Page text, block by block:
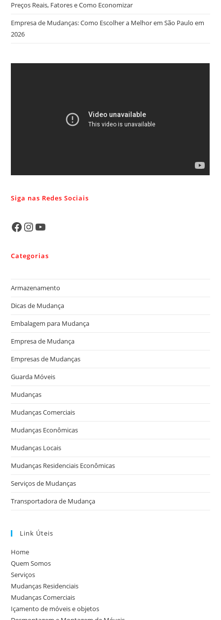
Preços Reais, Fatores e Como Economizar
Empresa de Mudanças: Como Escolher a Melhor em São Paulo em
2026
Siga nas Redes Sociais
Categorias
Armazenamento
Dicas de Mudança
Embalagem para Mudança
Empresa de Mudança
Empresas de Mudanças
Guarda Móveis
Mudanças
Mudanças Comerciais
Mudanças Econômicas
Mudanças Locais
Mudanças Residenciais Econômicas
Serviços de Mudanças
Transportadora de Mudança
Link Úteis
Home
Quem Somos
Serviços
Mudanças Residenciais
Mudanças Comerciais
Içamento de móveis e objetos